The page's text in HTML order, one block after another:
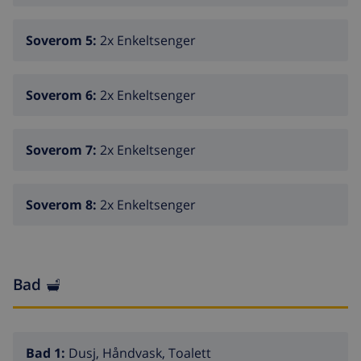
Soverom 5: 2x Enkeltsenger
Soverom 6: 2x Enkeltsenger
Soverom 7: 2x Enkeltsenger
Soverom 8: 2x Enkeltsenger
Bad
Bad 1: Dusj, Håndvask, Toalett